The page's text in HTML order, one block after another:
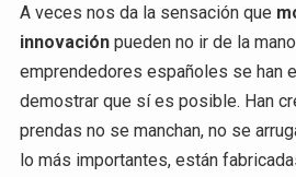
A veces nos da la sensación que
innovaciónpueden no ir de la
emprendedores españoles se han
demostrar que sí es posible. Han
prendas no se manchan, no se
lo más importantes, están